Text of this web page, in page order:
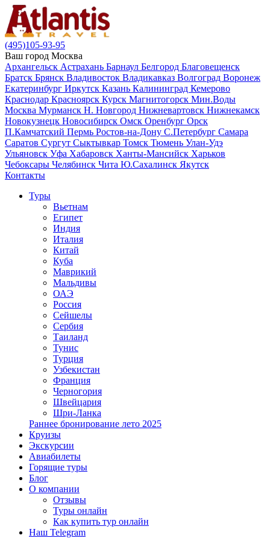
(495)105-93-95
Ваш город Москва
Архангельск Астрахань Барнаул Белгород Благовещенск
Братск Брянск Владивосток Владикавказ Волгоград Воронеж
Екатеринбург Иркутск Казань Калининград Кемерово
Краснодар Красноярск Курск Магнитогорск Мин.Воды
Москва Мурманск Н. Новгород Нижневартовск Нижнекамск
Новокузнецк Новосибирск Омск Оренбург Орск
П.Камчатский Пермь Ростов-на-Дону С.Петербург Самара
Саратов Сургут Сыктывкар Томск Тюмень Улан-Удэ
Ульяновск Уфа Хабаровск Ханты-Мансийск Харьков
Чебоксары Челябинск Чита Ю.Сахалинск Якутск
Контакты
Туры
Вьетнам
Египет
Индия
Италия
Китай
Куба
Маврикий
Мальдивы
ОАЭ
Россия
Сейшелы
Сербия
Таиланд
Тунис
Турция
Узбекистан
Франция
Черногория
Швейцария
Шри-Ланка
Раннее бронирование лето 2025
Круизы
Экскурсии
Авиабилеты
Горящие туры
Блог
О компании
Отзывы
Туры онлайн
Как купить тур онлайн
Наш Telegram